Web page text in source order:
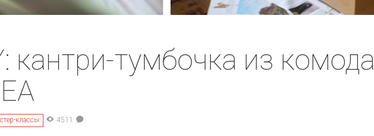
кантри-тумбочка из комода
классы 4511